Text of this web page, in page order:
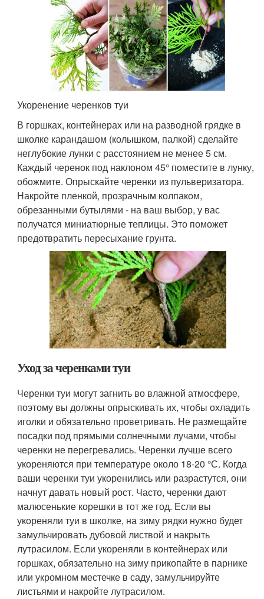
Укоренение черенков туи
В горшках, контейнерах или на разводной грядке в
школке карандашом (колышком, палкой) сделайте
неглубокие лунки с расстоянием не менее 5 см.
Каждый черенок под наклоном 45° поместите в лунку,
обожмите. Опрыскайте черенки из пульверизатора.
Накройте пленкой, прозрачным колпаком,
обрезанными бутылями - на ваш выбор, у вас
получатся миниатюрные теплицы. Это поможет
предотвратить пересыхание грунта.
Уход за черенками туи
Черенки туи могут загнить во влажной атмосфере,
поэтому вы должны опрыскивать их, чтобы охладить
иголки и обязательно проветривать. Не размещайте
посадки под прямыми солнечными лучами, чтобы
черенки не перегревались. Черенки лучше всего
укореняются при температуре около 18-20 °С. Когда
ваши черенки туи укоренились или разрастутся, они
начнут давать новый рост. Часто, черенки дают
малюсенькие корешки в тот же год. Если вы
укореняли туи в школке, на зиму рядки нужно будет
замульчировать дубовой листвой и накрыть
лутрасилом. Если укореняли в контейнерах или
горшках, обязательно на зиму прикопайте в парнике
или укромном местечке в саду, замульчируйте
листьями и накройте лутрасилом.